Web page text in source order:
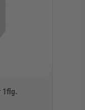
1flg.